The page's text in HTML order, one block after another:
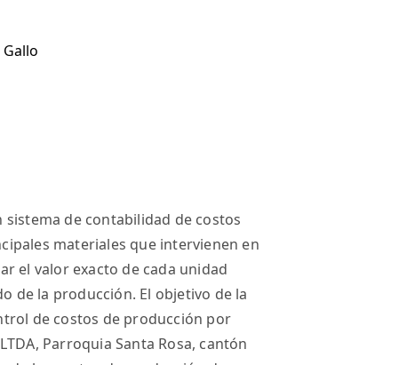
de contabilidad de costos
materiales que intervienen en
el valor exacto de cada unidad
de la producción. El objetivo de la
de costos de producción por
Parroquia Santa Rosa, cantón